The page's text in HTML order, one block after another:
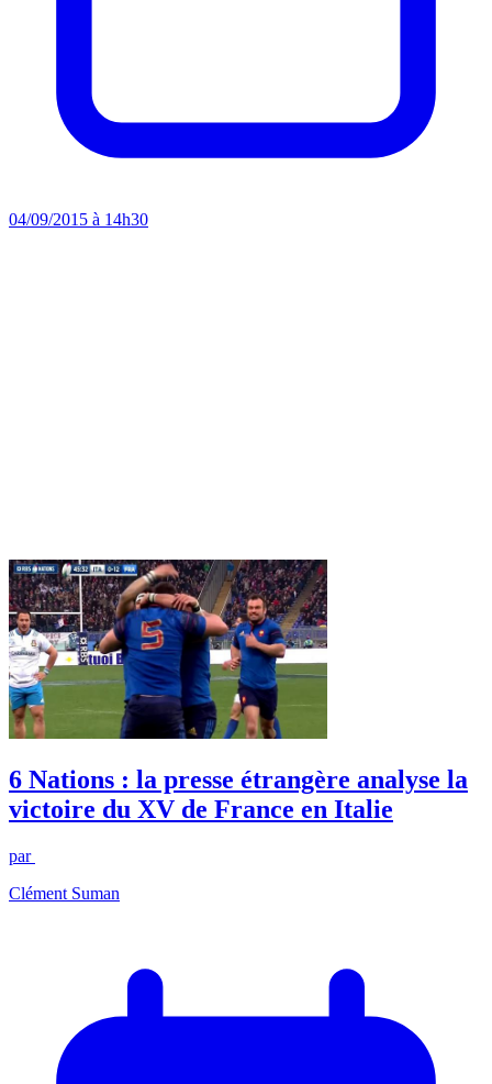
04/09/2015 à 14h30
6 Nations : la presse étrangère analyse la
victoire du XV de France en Italie
par
Clément Suman